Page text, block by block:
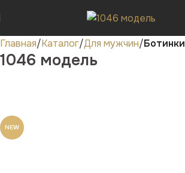
Главная Каталог Для мужчин Ботинки
1046 модель
NEW